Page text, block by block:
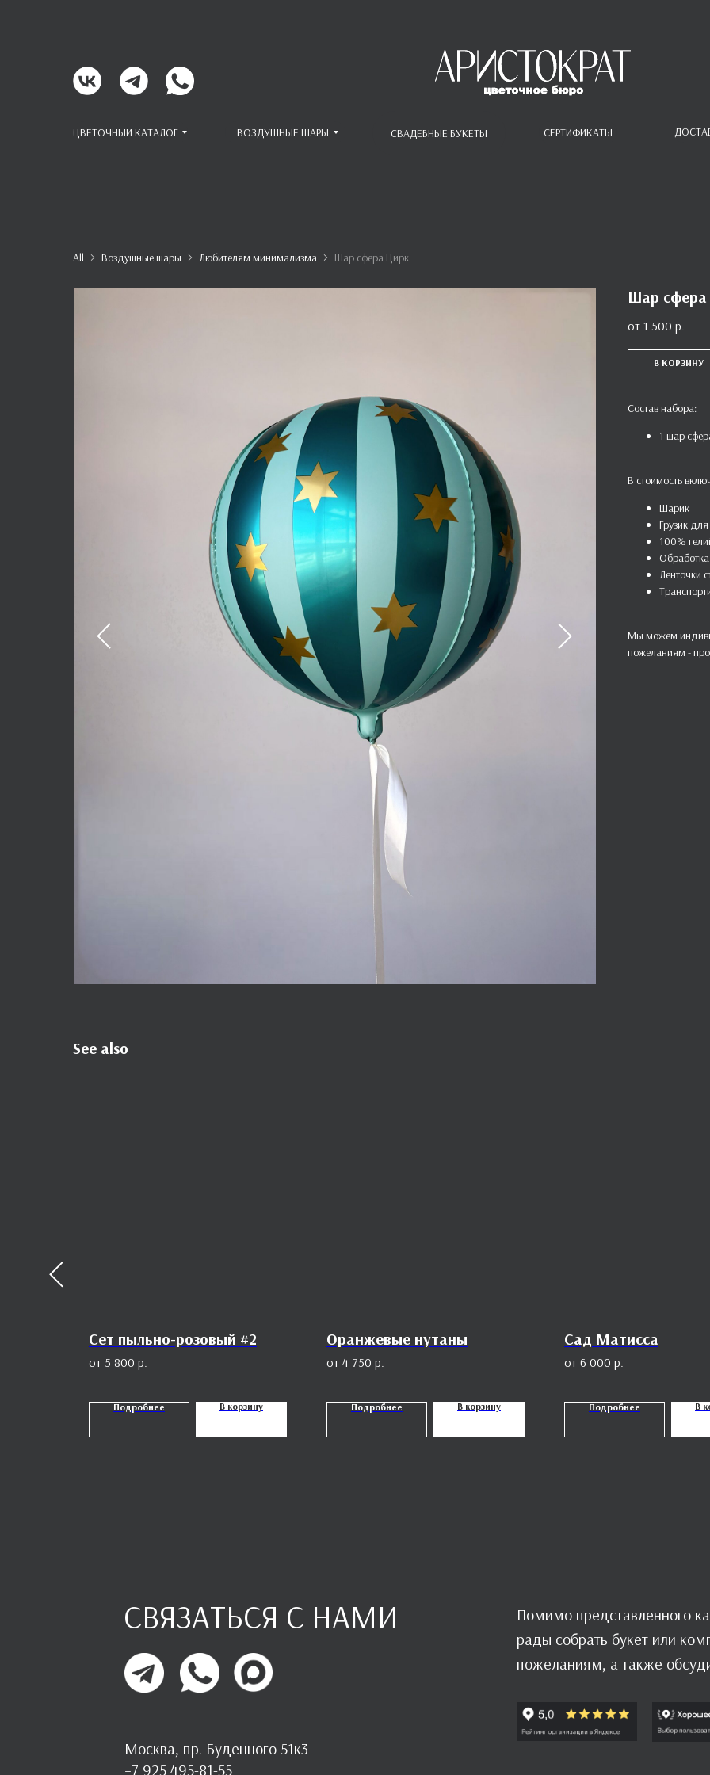
ЦВЕТОЧНЫЙ КАТАЛОГ СВАДЕБНЫЕ БУКЕТЫ
ВОЗДУШНЫЕ ШАРЫ СЕРТИФИКАТЫ
All Воздушные шары Любителям минимализма Шар сфера Цирк
Шар
1 500 р.
В КОРЗИНУ
Состав набора:
1 шар
В стоимость
Шарик
Грузик
100%
Ленточки
Мы можем
пожеланиям -
See also
Сет пыльно-розовый #2
5 800 р.
Подробнее В корзину
Оранжевые нутаны
4 750 р.
Подробнее В корзину
Сад Матисса
6 000 р.
Подробнее В
Москва, пр. Буденного 51к3
+7 925 495-81-55
СВЯЗАТЬСЯ С НАМИ
Помимо представленного
рады собрать букет или
пожеланиям, а также